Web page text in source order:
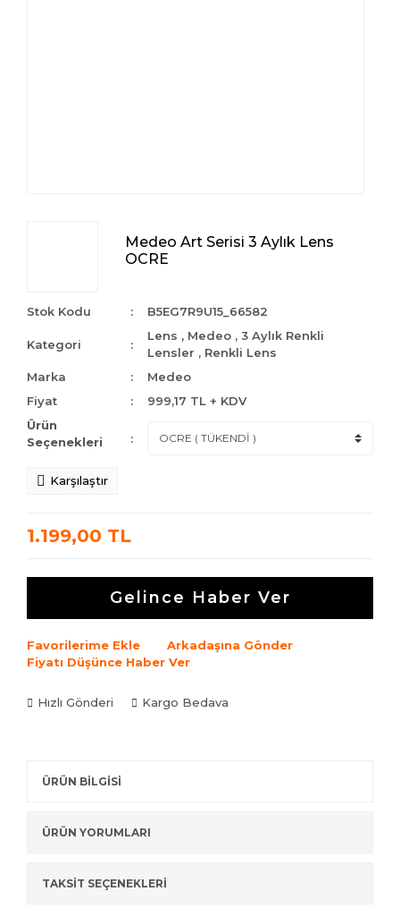
Medeo Art Serisi 3 Aylık Lens
OCRE
Stok Kodu B5EG7R9U15_66582
Kategori
Lens , Medeo ,3 Aylık Renkli
Lensler , Renkli Lens
Marka
Medeo
Fiyat
999,17 TL + KDV
Ürün
Seçenekleri
Karşılaştır
1.199,00 TL
Gelince Haber Ver
Favorilerime Ekle
Arkadaşına Gönder
Fiyatı Düşünce Haber Ver
Hızlı Gönderi Kargo Bedava
ÜRÜN BİLGİSİ
ÜRÜN YORUMLARI
TAKSİT SEÇENEKLERİ